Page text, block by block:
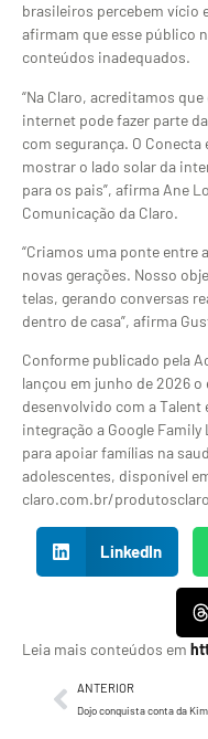
brasileiros percebem vício
afirmam que esse público
conteúdos inadequados.
“Na Claro, acreditamos
internet pode fazer parte
com segurança. O
mostrar o lado solar da
para os pais”, afirma Ane
Comunicação da Claro.
“Criamos uma ponte entre
novas gerações. Nosso
telas, gerando conversas
dentro de casa”, afirma
Conforme publicado pela
lançou em junho de 2026
desenvolvido com a Talent
integração a Google
para apoiar famílias na
adolescentes, disponível
claro.com.br/
LinkedIn
Leia mais conteúdos em
ANTERIOR